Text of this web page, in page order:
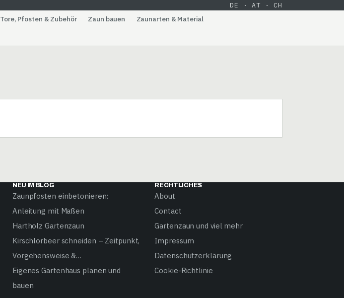
DE · AT · CH
Tore, Pfosten & Zubehör Zaun bauen
Zaunarten & Material
NEU IM BLOG
Zaunpfosten einbetonieren:
Anleitung mit Maßen
Hartholz Gartenzaun
Kirschlorbeer schneiden – Zeitpunkt,
Vorgehensweise &…
Eigenes Gartenhaus planen und
bauen
RECHTLICHES
About
Contact
Gartenzaun und viel mehr
Impressum
Datenschutzerklärung
Cookie-Richtlinie